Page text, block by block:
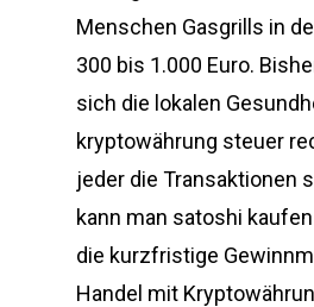
Menschen Gasgrills in
300 bis 1.000 Euro.
sich die lokalen
kryptowährung steuer
jeder die Transaktionen
kann man satoshi
die kurzfristige
Handel mit